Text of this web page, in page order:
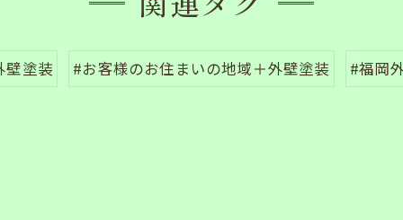
壁塗装 #お客様のお住まいの地域＋外壁塗装 #福岡